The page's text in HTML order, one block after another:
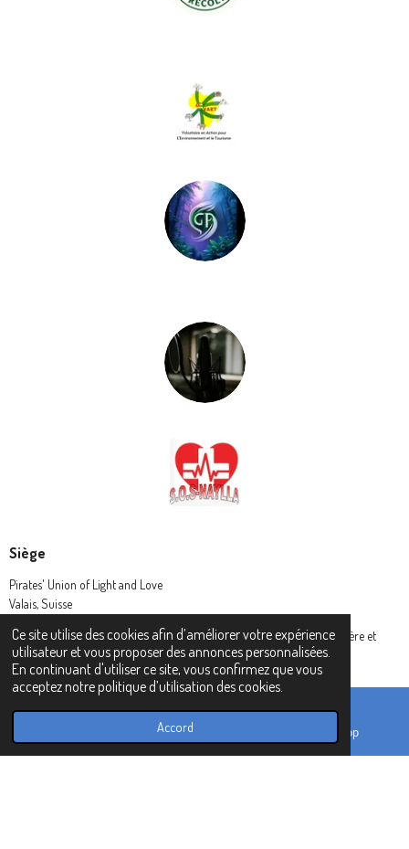
Ce site utilise des cookies afin d’améliorer votre expérience
utilisateur et vous proposer des annonces personnalisées.
En continuant d'utiliser ce site, vous confirmez que vous
acceptez notre politique d’utilisation des cookies.
Accord
Siège
Pirates' Union of Light and Love
Valais, Suisse
© 2024 Pirates' Union of Light and Love - L' Union des Pirates de lumière et
amour (P.U.L.L.)
TikTok WhatsApp